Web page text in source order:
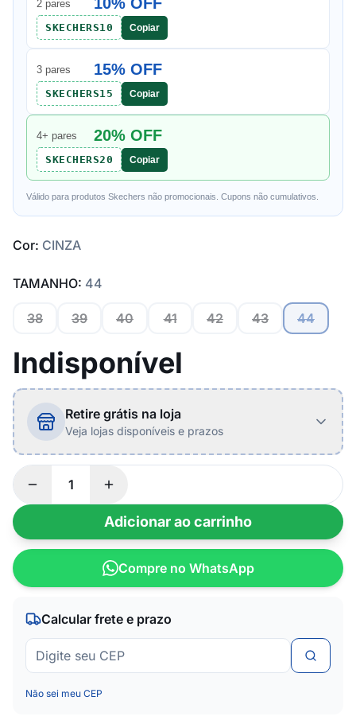
2 pares
SKECHERS10 Copiar
3 pares 15% OFF
SKECHERS15 Copiar
4+ pares 20% OFF
SKECHERS20 Copiar
Válido para produtos Skechers não promocionais. Cupons não cumulativos.
Cor: CINZA
TAMANHO: 44
38 39 40 41 42 43 44
Indisponível
Retire grátis na loja
Veja lojas disponíveis e prazos
Adicionar ao carrinho
Compre no WhatsApp
Calcular frete e prazo
Não sei meu CEP